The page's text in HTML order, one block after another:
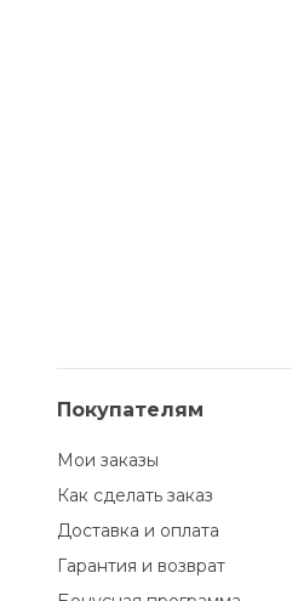
Покупателям
Мои заказы
Как сделать заказ
Доставка и оплата
Гарантия и возврат